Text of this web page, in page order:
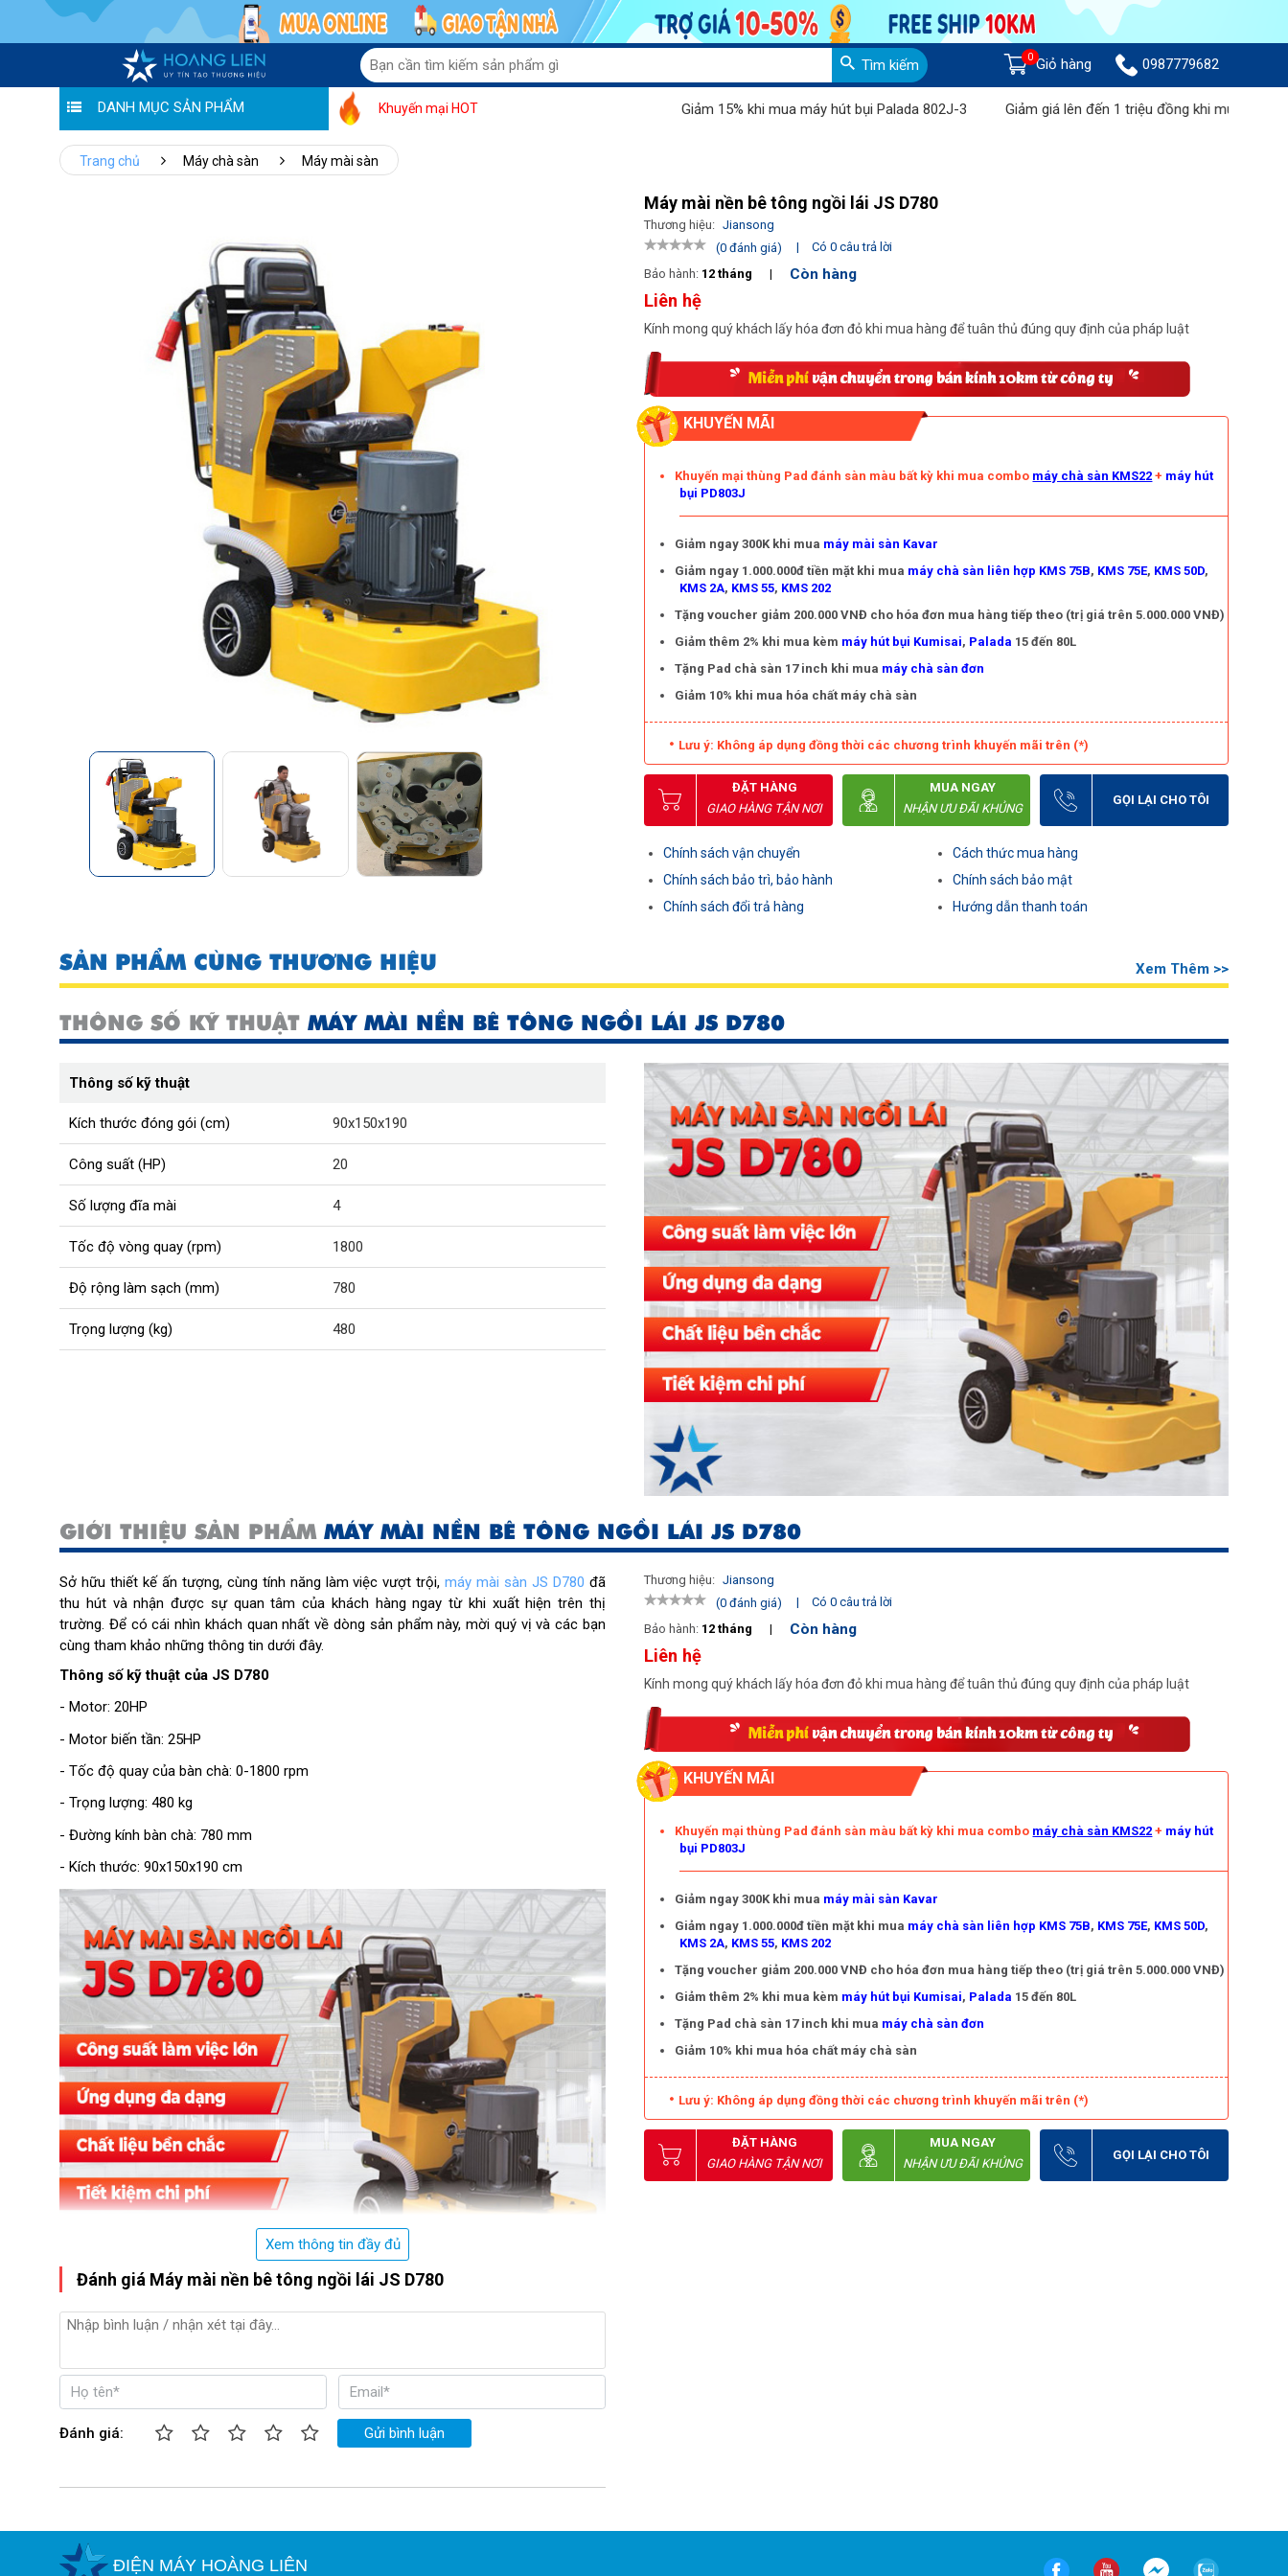
Tìm kiếm 0 Giỏ hàng 0987779682
DANH MỤC SẢN PHẨM Khuyến mại HOT Giảm 15% khi mua máy hút bụi Palada 802J-3 Giảm giá lên đến 1 triệu đồng khi mua Máy chà sàn
Trang chủ Máy chà sàn Máy mài sàn
Máy mài nền bê tông ngồi lái JS D780
Thương hiệu: Jiansong
(0 đánh giá)
|
Có 0 câu trả lời
Bảo hành: 12 tháng | Còn hàng
Liên hệ
Kính mong quý khách lấy hóa đơn đỏ khi mua hàng để tuân thủ đúng quy định của pháp luật
KHUYẾN MÃI
Khuyến mại thùng Pad đánh sàn màu bất kỳ khi mua combo máy chà sàn KMS22 + máy hút
bụi PD803J
Giảm ngay 300K khi mua máy mài sàn Kavar
Giảm ngay 1.000.000đ tiền mặt khi mua máy chà sàn liên hợp KMS 75B, KMS 75E, KMS 50D,
KMS 2A, KMS 55, KMS 202
Tặng voucher giảm 200.000 VNĐ cho hóa đơn mua hàng tiếp theo (trị giá trên 5.000.000 VNĐ)
Giảm thêm 2% khi mua kèm máy hút bụi Kumisai, Palada 15 đến 80L
Tặng Pad chà sàn 17 inch khi mua máy chà sàn đơn
Giảm 10% khi mua hóa chất máy chà sàn
Lưu ý: Không áp dụng đồng thời các chương trình khuyến mãi trên (*)
ĐẶT HÀNG
GIAO HÀNG TẬN NƠI
MUA NGAY
NHẬN ƯU ĐÃI KHỦNG
GỌI LẠI CHO TÔI
Chính sách vận chuyển
Chính sách bảo trì, bảo hành
Chính sách đổi trả hàng
Cách thức mua hàng
Chính sách bảo mật
Hướng dẫn thanh toán
SẢN PHẨM CÙNG THƯƠNG HIỆU Xem Thêm >>
THÔNG SỐ KỸ THUẬT MÁY MÀI NỀN BÊ TÔNG NGỒI LÁI JS D780
Thông số kỹ thuật
Kích thước đóng gói (cm) 90x150x190
Công suất (HP) 20
Số lượng đĩa mài 4
Tốc độ vòng quay (rpm) 1800
Độ rộng làm sạch (mm) 780
Trọng lượng (kg) 480
GIỚI THIỆU SẢN PHẨM MÁY MÀI NỀN BÊ TÔNG NGỒI LÁI JS D780
Sở hữu thiết kế ấn tượng, cùng tính năng làm việc vượt trội, máy mài sàn JS D780 đã
thu hút và nhận được sự quan tâm của khách hàng ngay từ khi xuất hiện trên thị
trường. Để có cái nhìn khách quan nhất về dòng sản phẩm này, mời quý vị và các bạn
cùng tham khảo những thông tin dưới đây.
Thông số kỹ thuật của JS D780
- Motor: 20HP
- Motor biến tần: 25HP
- Tốc độ quay của bàn chà: 0-1800 rpm
- Trọng lượng: 480 kg
- Đường kính bàn chà: 780 mm
- Kích thước: 90x150x190 cm
Máy mài sàn bê tông JS D780
Cấu tạo của model JS D780 khá giống với những sản phẩm
khác nhưng gây ấn tượng với khách hàng bởi những điểm độc đáo riêng biệt.
- Bảng điều khiển:
được lắp đặt phù hợp với ghế ngồi lái của máy, tạo sự thuận tiện
Xem thông tin đầy đủ
Đánh giá Máy mài nền bê tông ngồi lái JS D780
Đánh giá: Gửi bình luận
Thương hiệu: Jiansong
(0 đánh giá)
|
Có 0 câu trả lời
Bảo hành: 12 tháng | Còn hàng
Liên hệ
Kính mong quý khách lấy hóa đơn đỏ khi mua hàng để tuân thủ đúng quy định của pháp luật
KHUYẾN MÃI
Khuyến mại thùng Pad đánh sàn màu bất kỳ khi mua combo máy chà sàn KMS22 + máy hút
bụi PD803J
Giảm ngay 300K khi mua máy mài sàn Kavar
Giảm ngay 1.000.000đ tiền mặt khi mua máy chà sàn liên hợp KMS 75B, KMS 75E, KMS 50D,
KMS 2A, KMS 55, KMS 202
Tặng voucher giảm 200.000 VNĐ cho hóa đơn mua hàng tiếp theo (trị giá trên 5.000.000 VNĐ)
Giảm thêm 2% khi mua kèm máy hút bụi Kumisai, Palada 15 đến 80L
Tặng Pad chà sàn 17 inch khi mua máy chà sàn đơn
Giảm 10% khi mua hóa chất máy chà sàn
Lưu ý: Không áp dụng đồng thời các chương trình khuyến mãi trên (*)
ĐẶT HÀNG
GIAO HÀNG TẬN NƠI
MUA NGAY
NHẬN ƯU ĐÃI KHỦNG
GỌI LẠI CHO TÔI
ĐIỆN MÁY HOÀNG LIÊN